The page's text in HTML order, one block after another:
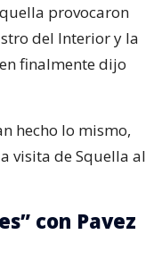
provocaron
del Interior y la
finalmente dijo
hecho lo mismo,
visita de Squella al
con Pavez